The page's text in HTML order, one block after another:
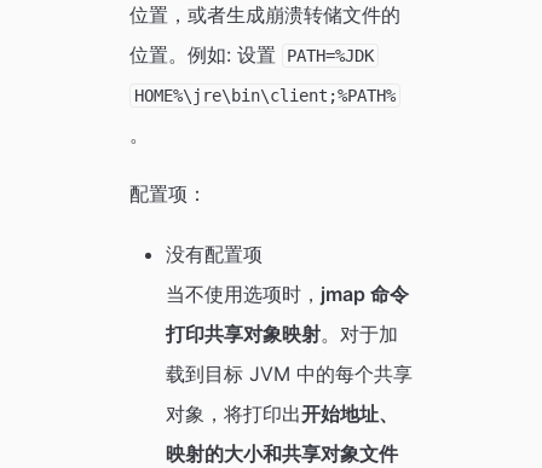
位置，或者生成崩溃转储文件的
位置。例如: 设置
PATH=%JDK
HOME%\jre\bin\client;%PATH%
。
配置项：
没有配置项
当不使用选项时， jmap 命令
打印共享对象映射。对于加
载到目标 JVM 中的每个共享
对象，将打印出开始地址、
映射的大小和共享对象文件